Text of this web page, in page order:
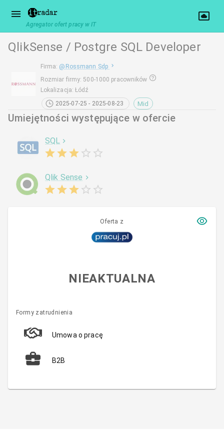
Agregator ofert pracy w IT
QlikSense / Postgre SQL Developer
Firma: @ Rossmann Sdp
Rozmiar firmy: 500-1000 pracowników
Lokalizacja:Łódź
2025-07-25 - 2025-08-23
Mid
Umiejętności występujące w ofercie
SQL
Qlik Sense
Oferta z
NIEAKTUALNA
Formy zatrudnienia
Umowa o pracę
B2B